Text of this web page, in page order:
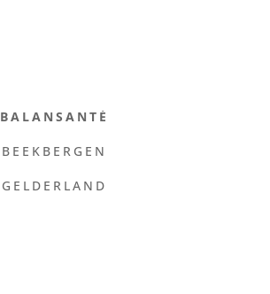
BALANSANTÉ
BEEKBERGEN
GELDERLAND